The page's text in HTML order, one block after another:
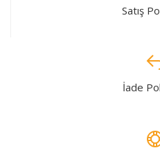
Satış
İade